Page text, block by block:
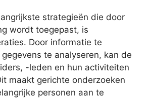
strategieën die door
wordt toegepast, is
Door informatie te
te analyseren, kan de
-leden en hun activiteiten
maakt gerichte onderzoeken
personen aan te